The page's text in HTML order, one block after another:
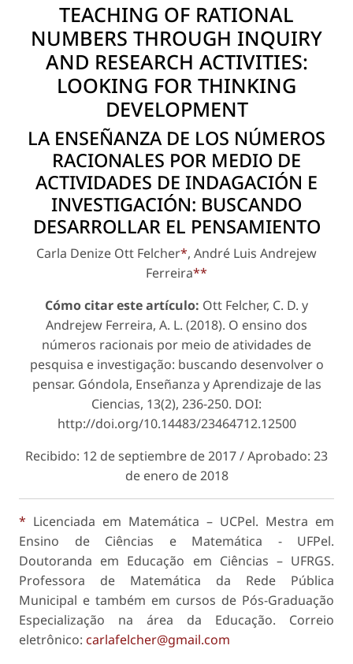
TEACHING OF RATIONAL
NUMBERS THROUGH INQUIRY
AND RESEARCH ACTIVITIES:
LOOKING FOR THINKING
DEVELOPMENT
LA ENSEÑANZA DE LOS NÚMEROS
RACIONALES POR MEDIO DE
ACTIVIDADES DE INDAGACIÓN E
INVESTIGACIÓN: BUSCANDO
DESARROLLAR EL PENSAMIENTO
Carla Denize Ott Felcher*, André Luis Andrejew
Ferreira**
Cómo citar este artículo: Ott Felcher, C. D. y
Andrejew Ferreira, A. L. (2018). O ensino dos
números racionais por meio de atividades de
pesquisa e investigação: buscando desenvolver o
pensar. Góndola, Enseñanza y Aprendizaje de las
Ciencias, 13(2), 236-250. DOI:
http://doi.org/10.14483/23464712.12500
Recibido: 12 de septiembre de 2017 / Aprobado: 23
de enero de 2018
* Licenciada em Matemática – UCPel. Mestra em
Ensino de Ciências e Matemática - UFPel.
Doutoranda em Educação em Ciências – UFRGS.
Professora de Matemática da Rede Pública
Municipal e também em cursos de Pós-Graduação
Especialização na área da Educação. Correio
eletrônico: carlafelcher@gmail.com